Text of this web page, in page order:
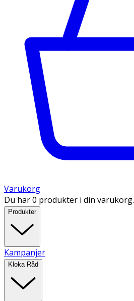
Varukorg
Du har 0 produkter i din varukorg.
Produkter
Kampanjer
Kloka Råd